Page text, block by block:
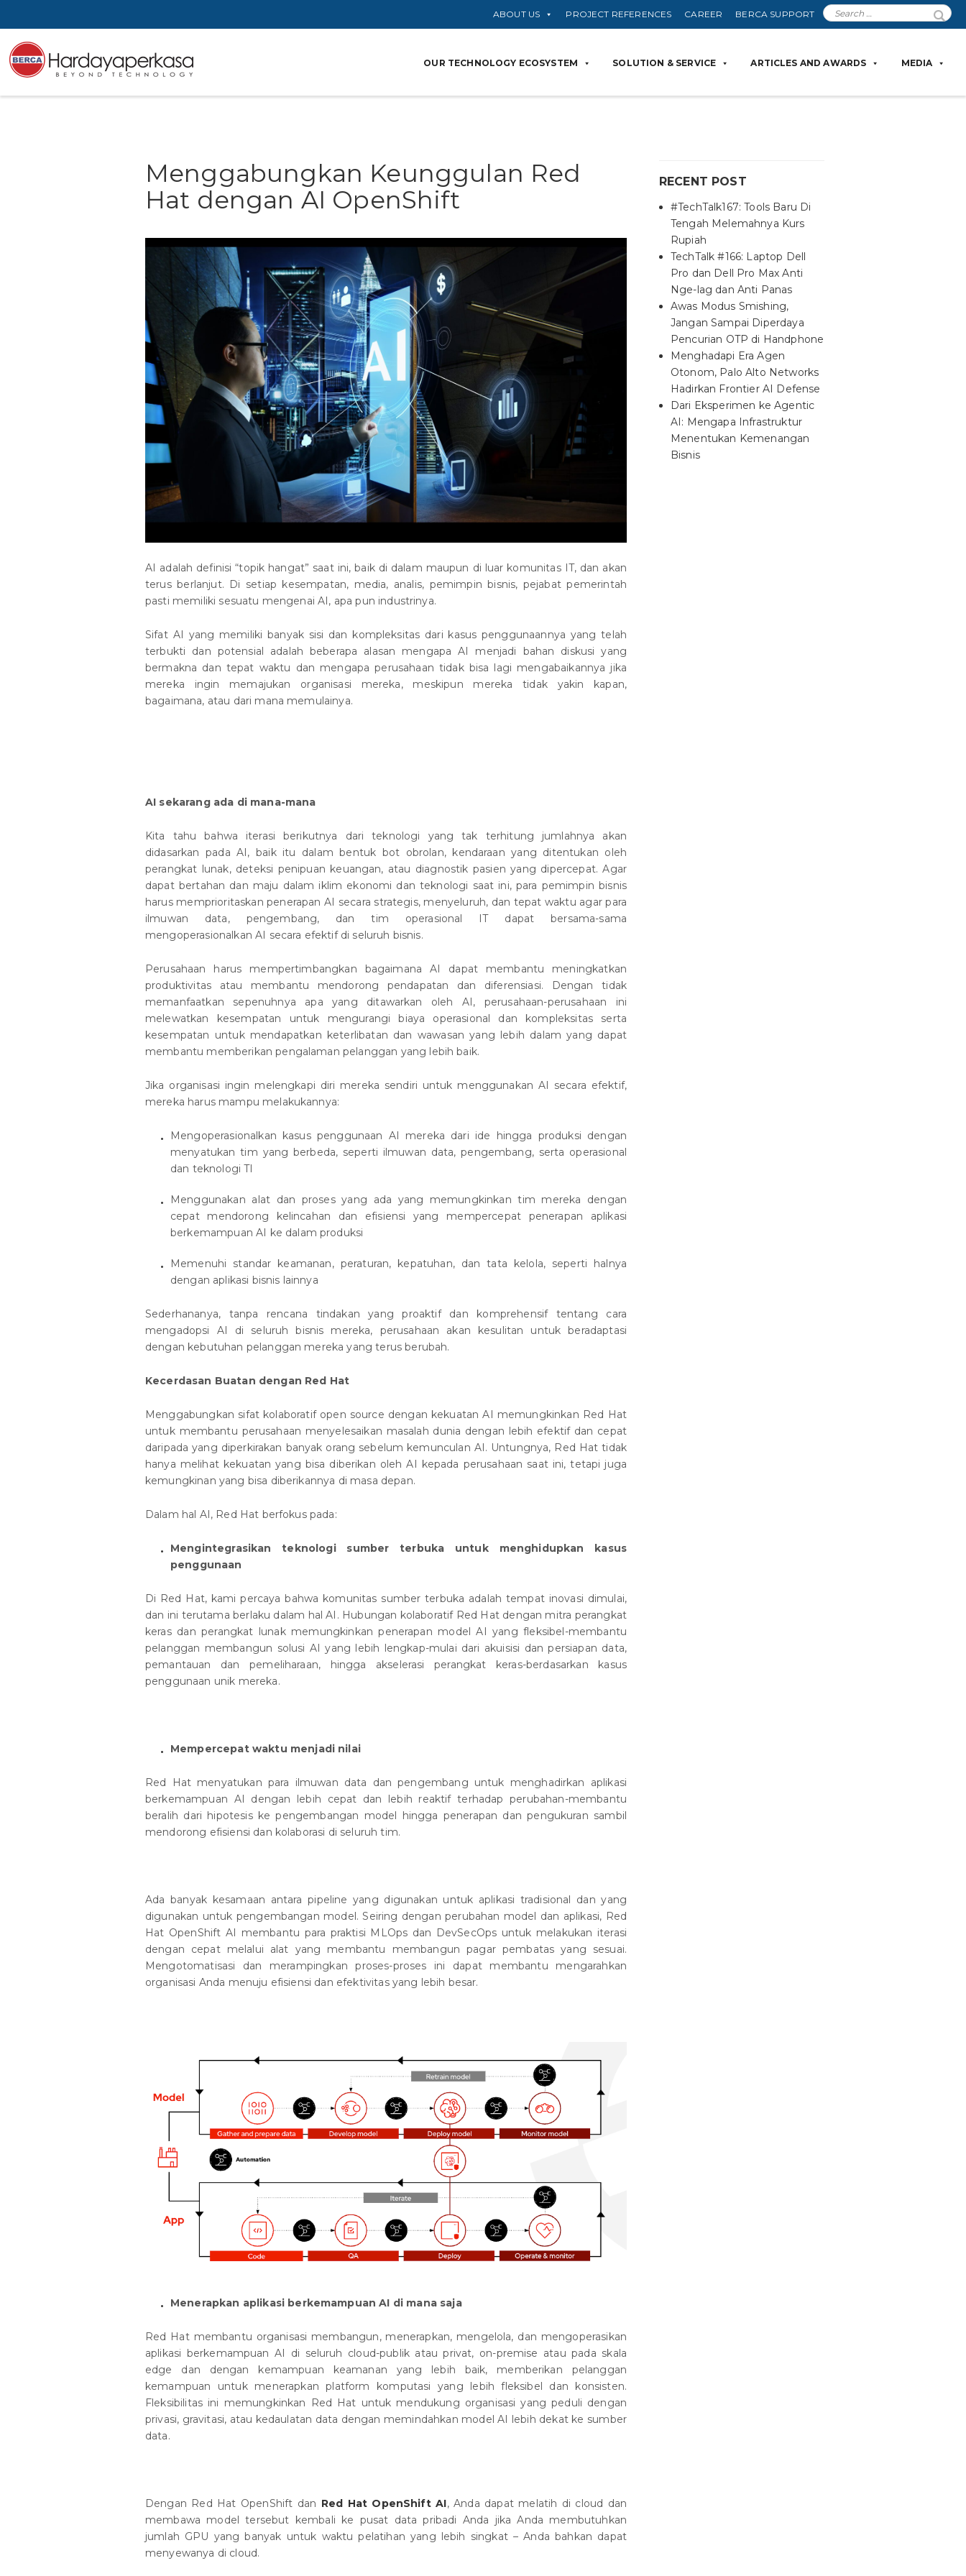
ABOUT US PROJECT REFERENCES CAREER BERCA SUPPORT
OUR TECHNOLOGY ECOSYSTEM SOLUTION & SERVICE ARTICLES AND AWARDS MEDIA
Menggabungkan Keunggulan Red
Hat dengan AI OpenShift
AI adalah definisi “topik hangat” saat ini, baik di dalam maupun di luar komunitas IT, dan akan
terus berlanjut. Di setiap kesempatan, media, analis, pemimpin bisnis, pejabat pemerintah
pasti memiliki sesuatu mengenai AI, apa pun industrinya.
Sifat AI yang memiliki banyak sisi dan kompleksitas dari kasus penggunaannya yang telah
terbukti dan potensial adalah beberapa alasan mengapa AI menjadi bahan diskusi yang
bermakna dan tepat waktu dan mengapa perusahaan tidak bisa lagi mengabaikannya jika
mereka ingin memajukan organisasi mereka, meskipun mereka tidak yakin kapan,
bagaimana, atau dari mana memulainya.
AI sekarang ada di mana-mana
Kita tahu bahwa iterasi berikutnya dari teknologi yang tak terhitung jumlahnya akan
didasarkan pada AI, baik itu dalam bentuk bot obrolan, kendaraan yang ditentukan oleh
perangkat lunak, deteksi penipuan keuangan, atau diagnostik pasien yang dipercepat. Agar
dapat bertahan dan maju dalam iklim ekonomi dan teknologi saat ini, para pemimpin bisnis
harus memprioritaskan penerapan AI secara strategis, menyeluruh, dan tepat waktu agar para
ilmuwan data, pengembang, dan tim operasional IT dapat bersama-sama
mengoperasionalkan AI secara efektif di seluruh bisnis.
Perusahaan harus mempertimbangkan bagaimana AI dapat membantu meningkatkan
produktivitas atau membantu mendorong pendapatan dan diferensiasi. Dengan tidak
memanfaatkan sepenuhnya apa yang ditawarkan oleh AI, perusahaan-perusahaan ini
melewatkan kesempatan untuk mengurangi biaya operasional dan kompleksitas serta
kesempatan untuk mendapatkan keterlibatan dan wawasan yang lebih dalam yang dapat
membantu memberikan pengalaman pelanggan yang lebih baik.
Jika organisasi ingin melengkapi diri mereka sendiri untuk menggunakan AI secara efektif,
mereka harus mampu melakukannya:
Mengoperasionalkan kasus penggunaan AI mereka dari ide hingga produksi dengan
menyatukan tim yang berbeda, seperti ilmuwan data, pengembang, serta operasional
dan teknologi TI
Menggunakan alat dan proses yang ada yang memungkinkan tim mereka dengan
cepat mendorong kelincahan dan efisiensi yang mempercepat penerapan aplikasi
berkemampuan AI ke dalam produksi
Memenuhi standar keamanan, peraturan, kepatuhan, dan tata kelola, seperti halnya
dengan aplikasi bisnis lainnya
Sederhananya, tanpa rencana tindakan yang proaktif dan komprehensif tentang cara
mengadopsi AI di seluruh bisnis mereka, perusahaan akan kesulitan untuk beradaptasi
dengan kebutuhan pelanggan mereka yang terus berubah.
Kecerdasan Buatan dengan Red Hat
Menggabungkan sifat kolaboratif open source dengan kekuatan AI memungkinkan Red Hat
untuk membantu perusahaan menyelesaikan masalah dunia dengan lebih efektif dan cepat
daripada yang diperkirakan banyak orang sebelum kemunculan AI. Untungnya, Red Hat tidak
hanya melihat kekuatan yang bisa diberikan oleh AI kepada perusahaan saat ini, tetapi juga
kemungkinan yang bisa diberikannya di masa depan.
Dalam hal AI, Red Hat berfokus pada:
Mengintegrasikan teknologi sumber terbuka untuk menghidupkan kasus
penggunaan
Di Red Hat, kami percaya bahwa komunitas sumber terbuka adalah tempat inovasi dimulai,
dan ini terutama berlaku dalam hal AI. Hubungan kolaboratif Red Hat dengan mitra perangkat
keras dan perangkat lunak memungkinkan penerapan model AI yang fleksibel-membantu
pelanggan membangun solusi AI yang lebih lengkap-mulai dari akuisisi dan persiapan data,
pemantauan dan pemeliharaan, hingga akselerasi perangkat keras-berdasarkan kasus
penggunaan unik mereka.
Mempercepat waktu menjadi nilai
Red Hat menyatukan para ilmuwan data dan pengembang untuk menghadirkan aplikasi
berkemampuan AI dengan lebih cepat dan lebih reaktif terhadap perubahan-membantu
beralih dari hipotesis ke pengembangan model hingga penerapan dan pengukuran sambil
mendorong efisiensi dan kolaborasi di seluruh tim.
Ada banyak kesamaan antara pipeline yang digunakan untuk aplikasi tradisional dan yang
digunakan untuk pengembangan model. Seiring dengan perubahan model dan aplikasi, Red
Hat OpenShift AI membantu para praktisi MLOps dan DevSecOps untuk melakukan iterasi
dengan cepat melalui alat yang membantu membangun pagar pembatas yang sesuai.
Mengotomatisasi dan merampingkan proses-proses ini dapat membantu mengarahkan
organisasi Anda menuju efisiensi dan efektivitas yang lebih besar.
Menerapkan aplikasi berkemampuan AI di mana saja
Red Hat membantu organisasi membangun, menerapkan, mengelola, dan mengoperasikan
aplikasi berkemampuan AI di seluruh cloud-publik atau privat, on-premise atau pada skala
edge dan dengan kemampuan keamanan yang lebih baik, memberikan pelanggan
kemampuan untuk menerapkan platform komputasi yang lebih fleksibel dan konsisten.
Fleksibilitas ini memungkinkan Red Hat untuk mendukung organisasi yang peduli dengan
privasi, gravitasi, atau kedaulatan data dengan memindahkan model AI lebih dekat ke sumber
data.
Dengan Red Hat OpenShift dan Red Hat OpenShift AI, Anda dapat melatih di cloud dan
membawa model tersebut kembali ke pusat data pribadi Anda jika Anda membutuhkan
jumlah GPU yang banyak untuk waktu pelatihan yang lebih singkat – Anda bahkan dapat
menyewanya di cloud.
RECENT POST
#TechTalk167: Tools Baru Di
Tengah Melemahnya Kurs
Rupiah
TechTalk #166: Laptop Dell
Pro dan Dell Pro Max Anti
Nge-lag dan Anti Panas
Awas Modus Smishing,
Jangan Sampai Diperdaya
Pencurian OTP di Handphone
Menghadapi Era Agen
Otonom, Palo Alto Networks
Hadirkan Frontier AI Defense
Dari Eksperimen ke Agentic
AI: Mengapa Infrastruktur
Menentukan Kemenangan
Bisnis